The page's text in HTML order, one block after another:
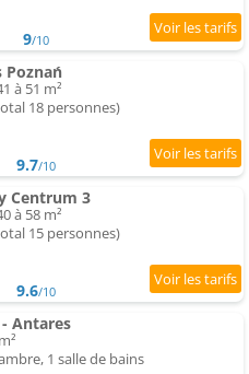
9/10
à 51 m²
18 personnes)
9.7/10
Centrum 3
à 58 m²
15 personnes)
9.6/10
Antares
1 salle de bains